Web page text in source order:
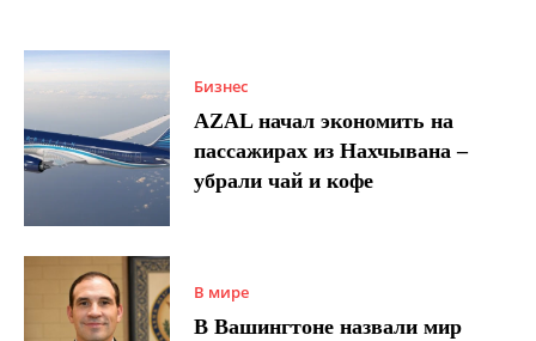
Бизнес
AZAL начал экономить на
пассажирах из Нахчывана –
убрали чай и кофе
В мире
В Вашингтоне назвали мир